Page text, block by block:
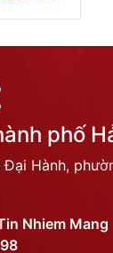
phố
Hành,